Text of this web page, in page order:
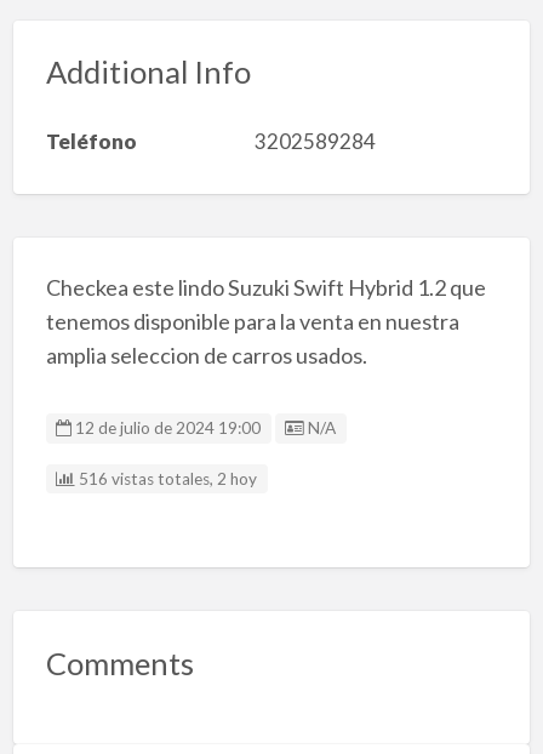
Additional Info
Teléfono 3202589284
Checkea este lindo Suzuki Swift Hybrid 1.2 que
tenemos disponible para la venta en nuestra
amplia seleccion de carros usados.
12 de julio de 2024 19:00 Listing ID
N/A
516 vistas totales, 2 hoy
Comments